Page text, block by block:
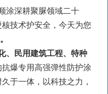
涂深耕聚脲领域二十
技术护安全，今天为您
。
、民用建筑工程、特种
爆专用高强弹性防护涂
于一体，以科技之力，